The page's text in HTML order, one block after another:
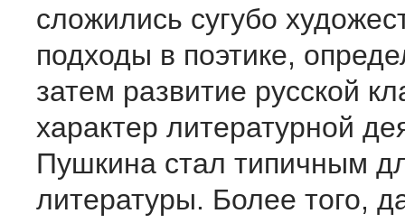
сложились сугубо
подходы в поэтике,
затем развитие русской
характер литературной
Пушкина стал типичным
литературы. Более того,